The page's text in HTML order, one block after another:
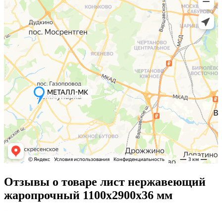
Отзывы о товаре лист нержавеющий
жаропрочный 1100х2900х36 мм